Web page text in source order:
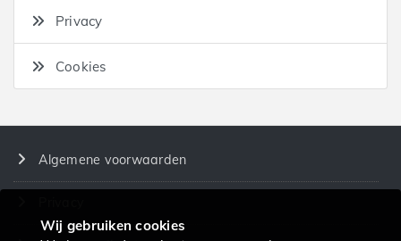
Privacy
Cookies
Algemene voorwaarden
Wij gebruiken cookies